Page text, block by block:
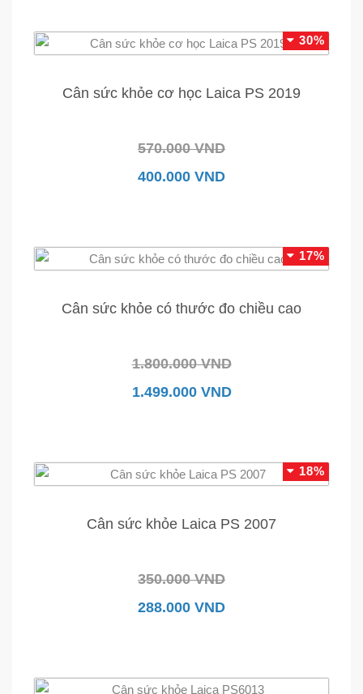
30%
Cân sức khỏe cơ học Laica PS 2019
570.000 VND
400.000 VND
17%
Cân sức khỏe có thước đo chiều cao
1.800.000 VND
1.499.000 VND
18%
Cân sức khỏe Laica PS 2007
350.000 VND
288.000 VND